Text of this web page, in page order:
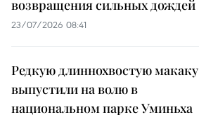
возвращения сильных дождей
23/07/2026 08:41
Редкую длиннохвостую макаку
выпустили на волю в
национальном парке Уминьха